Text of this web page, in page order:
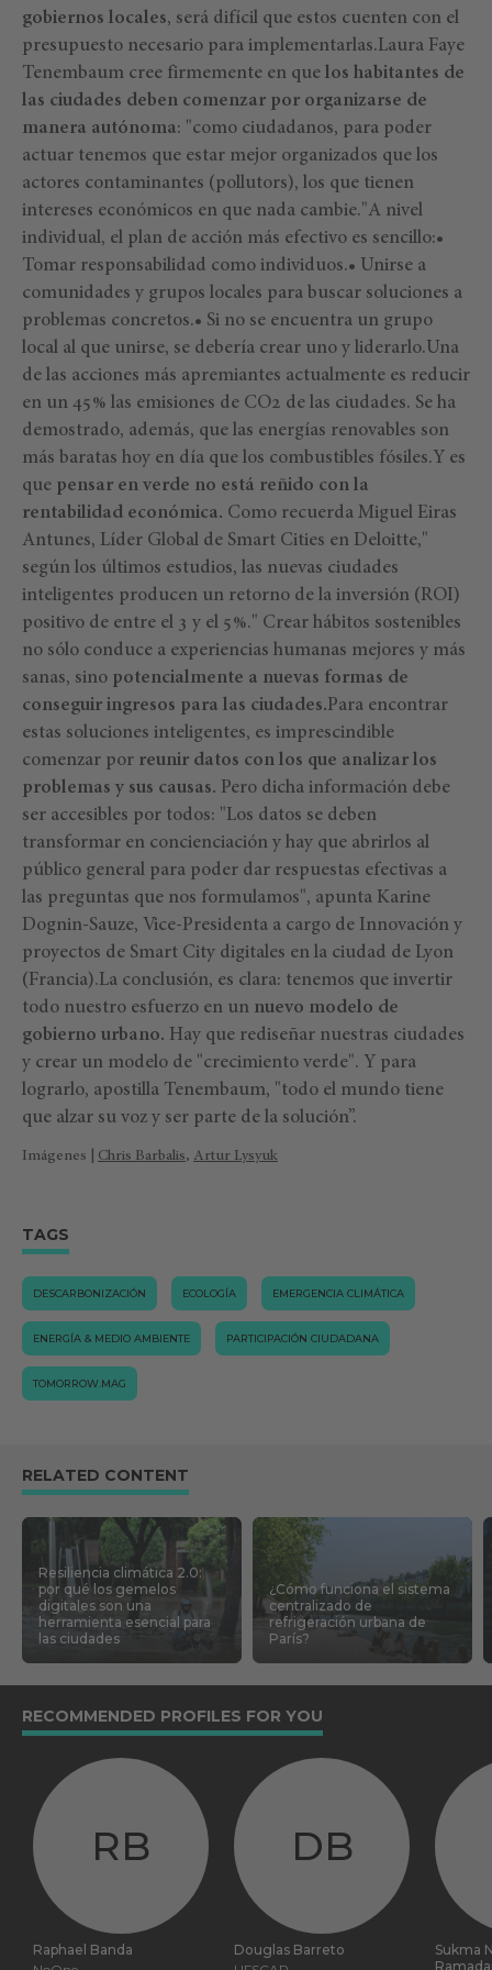
gobiernos locales, será difícil que estos cuenten con el
presupuesto necesario para implementarlas.Laura Faye
Tenembaum cree firmemente en que los habitantes de
las ciudades deben comenzar por organizarse de
manera autónoma: "como ciudadanos, para poder
actuar tenemos que estar mejor organizados que los
actores contaminantes (pollutors), los que tienen
intereses económicos en que nada cambie."A nivel
individual, el plan de acción más efectivo es sencillo:•
Tomar responsabilidad como individuos.• Unirse a
comunidades y grupos locales para buscar soluciones a
problemas concretos.• Si no se encuentra un grupo
local al que unirse, se debería crear uno y liderarlo.Una
de las acciones más apremiantes actualmente es reducir
en un 45% las emisiones de CO2 de las ciudades. Se ha
demostrado, además, que las energías renovables son
más baratas hoy en día que los combustibles fósiles.Y es
que pensar en verde no está reñido con la
rentabilidad económica. Como recuerda Miguel Eiras
Antunes, Líder Global de Smart Cities en Deloitte,"
según los últimos estudios, las nuevas ciudades
inteligentes producen un retorno de la inversión (ROI)
positivo de entre el 3 y el 5%." Crear hábitos sostenibles
no sólo conduce a experiencias humanas mejores y más
sanas, sino potencialmente a nuevas formas de
conseguir ingresos para las ciudades.Para encontrar
estas soluciones inteligentes, es imprescindible
comenzar por reunir datos con los que analizar los
problemas y sus causas. Pero dicha información debe
ser accesibles por todos: "Los datos se deben
transformar en concienciación y hay que abrirlos al
público general para poder dar respuestas efectivas a
las preguntas que nos formulamos", apunta Karine
Dognin-Sauze, Vice-Presidenta a cargo de Innovación y
proyectos de Smart City digitales en la ciudad de Lyon
(Francia).La conclusión, es clara: tenemos que invertir
todo nuestro esfuerzo en un nuevo modelo de
gobierno urbano. Hay que rediseñar nuestras ciudades
y crear un modelo de "crecimiento verde". Y para
lograrlo, apostilla Tenembaum, "todo el mundo tiene
que alzar su voz y ser parte de la solución”.
Imágenes | Chris Barbalis, Artur Lysyuk
TAGS
DESCARBONIZACIÓN ECOLOGÍA EMERGENCIA CLIMÁTICA
ENERGÍA & MEDIO AMBIENTE PARTICIPACIÓN CIUDADANA
TOMORROW.MAG
RELATED CONTENT
Resiliencia climática 2.0:
por qué los gemelos
digitales son una
herramienta esencial para
las ciudades
¿Cómo funciona el sistema
centralizado de
refrigeración urbana de
París?
RECOMMENDED PROFILES FOR YOU
RB
Raphael Banda
DB
Douglas Barreto
Sukma